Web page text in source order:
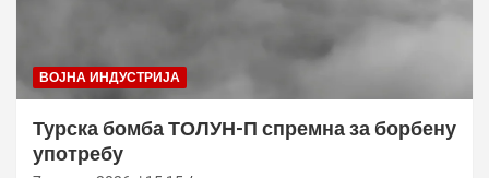
ВОЈНА ИНДУСТРИЈА
Турска бомба ТОЛУН-П спремна за борбену
употребу